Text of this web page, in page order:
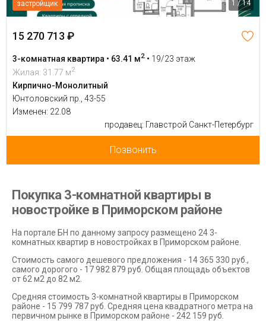
застройщик 1 / 14
15 270 713 ₽
3-комнатная квартира • 63.41 м2 • 19/23 этаж
Жилая: 31.77 м2
Кирпично-Монолитный
Юнтоловский пр., 43-55
Изменен: 22.08
продавец: Главстрой Санкт-Петербург
Позвонить
Покупка 3-комнатной квартиры в
новостройке в Приморском районе
На портале БН по данному запросу размещено 24 3-
комнатных квартир в новостройках в Приморском районе.
Стоимость самого дешевого предложения - 14 365 330 руб.,
самого дорогого - 17 982 879 руб. Общая площадь объектов
от 62 м2 до 82 м2.
Средняя стоимость 3-комнатной квартиры в Приморском
районе - 15 799 787 руб. Средняя цена квадратного метра на
первичном рынке в Приморском районе - 242 159 руб.